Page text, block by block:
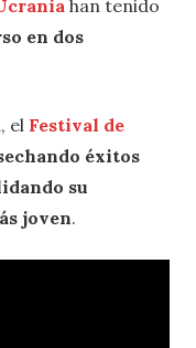
han tenido
en dos
, el Festival de
éxitos
su
joven.